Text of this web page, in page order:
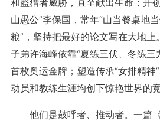
和盗猎者威胁，直至献出生命；开
山愚公”李保国，常年“山当餐桌地
粮”，坚持把最好的论文写在大地
子弟许海峰依靠“夏练三伏、冬练三
首枚奥运金牌；塑造传承“女排精神
动员和教练生涯均创下惊艳世界的竞
他们是鼓呼者、推动者。一篇